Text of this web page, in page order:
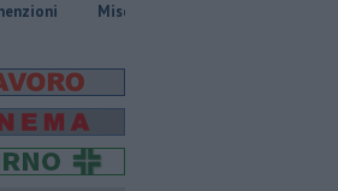
Misericordie Pisane, Novi confermato